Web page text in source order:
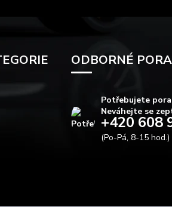
ODBORNÉ
Potřebujete
Neváhejte se
+420 608
(Po-Pá, 8-15 hod.)